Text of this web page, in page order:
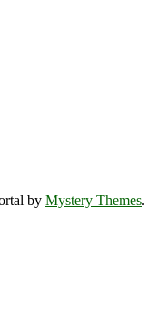
by Mystery Themes.